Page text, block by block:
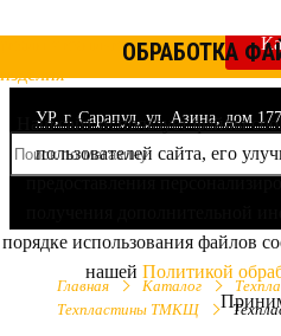
УР, г. Сарапул, ул. Азина, дом 177
Главная Каталог
Техпластины ТМКЩ
ОБРАБОТКА
Наш сайт использует файлы
пользователей сайта, его
предоставления
порядке использования файлов
нашей Политикой